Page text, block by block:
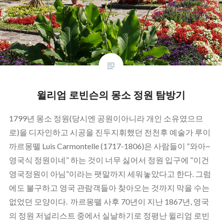
윌리엄 로빈슨의 몽소 정원 탐방기
1799년 몽소 정원(당시엔 공원이아니라 개인 소유였으므
로)을 디자인하고 시공을 진두지휘했던 전천후 예술가 루이
까르몽뗄 Luis Carmontelle (1717-1806)은 사람들이 “와아~
영국식 정원이네” 하는 것이 너무 싫어서 정원 입구에 “이건
영국정원이 아님”이라는 팻말까지 세워놓았다고 한다. 그럼
에도 불구하고 영국 관람객들아 찾아오는 것까지 막을 수는
없었던 모양이다. 까르몽뗄 사후 70년이 지난 1867년, 영국
의 정원 저널리스트 중에서 실날하기로 정평난 윌리엄 로빈